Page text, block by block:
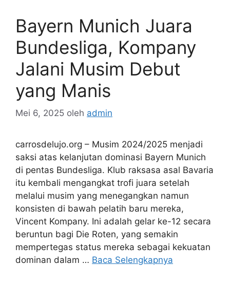
Bayern Munich Juara
Bundesliga, Kompany
Jalani Musim Debut
yang Manis
Mei 6, 2025 oleh admin
carrosdelujo.org – Musim 2024/2025 menjadi
saksi atas kelanjutan dominasi Bayern Munich
di pentas Bundesliga. Klub raksasa asal Bavaria
itu kembali mengangkat trofi juara setelah
melalui musim yang menegangkan namun
konsisten di bawah pelatih baru mereka,
Vincent Kompany. Ini adalah gelar ke-12 secara
beruntun bagi Die Roten, yang semakin
mempertegas status mereka sebagai kekuatan
dominan dalam … Baca Selengkapnya